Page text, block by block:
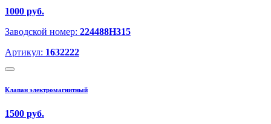
1000 руб.
Заводской номер: 224488H315
Артикул: 1632222
Клапан электромагнитный
1500 руб.